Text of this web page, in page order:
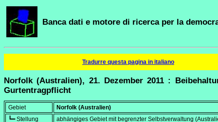
Banca dati e motore di ricerca per la
Tradurre questa pagina in italiano
Norfolk (Australien), 21. Dezember 2011 :
Gurtentragpflicht
Gebiet
Norfolk (Australien)
┗━ Stellung
abhängiges Gebiet mit begrenzter Selbstverwaltung